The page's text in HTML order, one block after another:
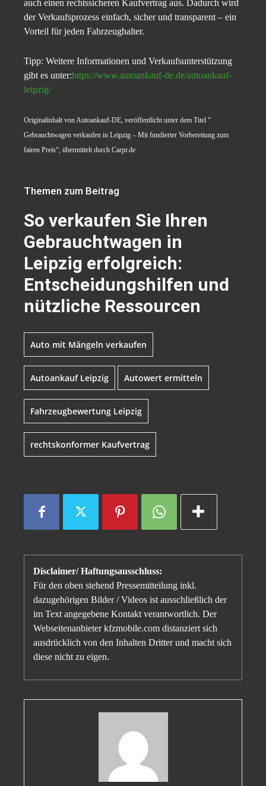
auch einen rechtssicheren Kaufvertrag aus. Dadurch wird
der Verkaufsprozess einfach, sicher und transparent – ein
Vorteil für jeden Fahrzeughalter.
Tipp: Weitere Informationen und Verkaufsunterstützung
gibt es unter:https://www.autoankauf-de.de/autoankauf-
leipzig/
Originalinhalt von Autoankauf-DE, veröffentlicht unter dem Titel “
Gebrauchtwagen verkaufen in Leipzig – Mit fundierter Vorbereitung zum
fairen Preis“, übermittelt durch Carpr.de
Themen zum Beitrag
So verkaufen Sie Ihren
Gebrauchtwagen in
Leipzig erfolgreich:
Entscheidungshilfen und
nützliche Ressourcen
Auto mit Mängeln verkaufen
Autoankauf Leipzig Autowert ermitteln
Fahrzeugbewertung Leipzig
rechtskonformer Kaufvertrag
Disclaimer/ Haftungsausschluss:
Für den oben stehend Pressemitteilung inkl.
dazugehörigen Bilder / Videos ist ausschließlich der
im Text angegebene Kontakt verantwortlich. Der
Webseitenanbieter kfzmobile.com distanziert sich
ausdrücklich von den Inhalten Dritter und macht sich
diese nicht zu eigen.